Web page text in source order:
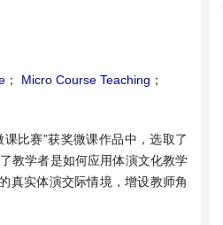
； Micro Course Teaching ；
比赛”获奖微课作品中，选取了
教学者是如何应用体演文化教学
真实体演交际情境，增设教师角